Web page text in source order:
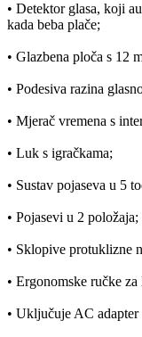
• Detektor glasa, koji
kada beba plače;
• Glazbena ploča s 12
• Podesiva razina
• Mjerač vremena s
• Luk s igračkama;
• Sustav pojaseva u 5
• Pojasevi u 2 položaja;
• Sklopive protuklizne
• Ergonomske ručke
• Uključuje AC adapter